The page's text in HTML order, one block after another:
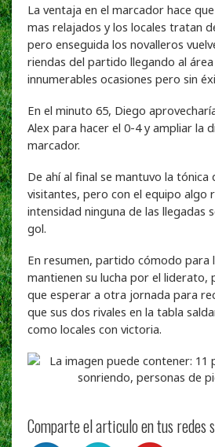
La ventaja en el marcador hace
mas relajados y los locales tratan
pero enseguida los novalleros
riendas del partido llegando al área
innumerables ocasiones pero sin
En el minuto 65, Diego
Alex para hacer el 0-4 y ampliar la
marcador.
De ahí al final se mantuvo la tónica
visitantes, pero con el equipo algo
intensidad ninguna de las llegadas
gol.
En resumen, partido cómodo para
mantienen su lucha por el liderato,
que esperar a otra jornada para
que sus dos rivales en la tabla
como locales con victoria.
Comparte el articulo en tus redes